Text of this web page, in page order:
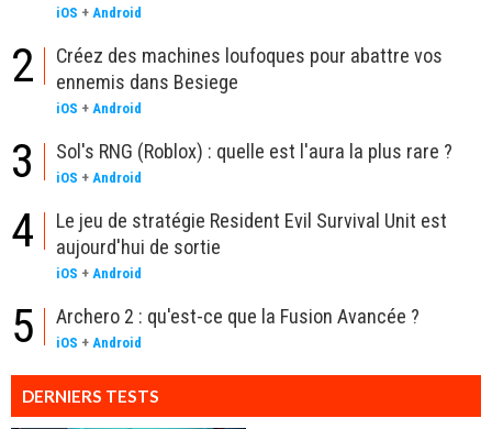
iOS + Android
2
Créez des machines loufoques pour abattre vos
ennemis dans Besiege
iOS + Android
3 Sol's RNG (Roblox) : quelle est l'aura la plus rare ?
iOS + Android
4
Le jeu de stratégie Resident Evil Survival Unit est
aujourd'hui de sortie
iOS + Android
5 Archero 2 : qu'est-ce que la Fusion Avancée ?
iOS + Android
DERNIERS TESTS